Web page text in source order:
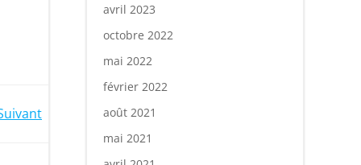
avril 2023
octobre 2022
mai 2022
février 2022
août 2021
mai 2021